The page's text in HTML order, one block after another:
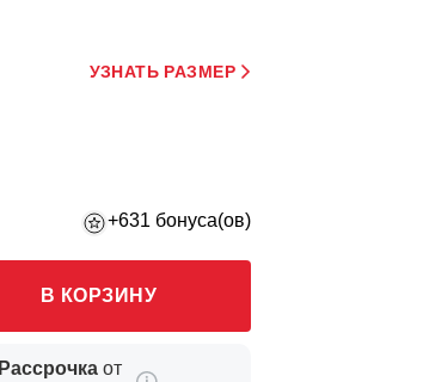
УЗНАТЬ РАЗМЕР
+631 бонуса(ов)
В КОРЗИНУ
Рассрочка от